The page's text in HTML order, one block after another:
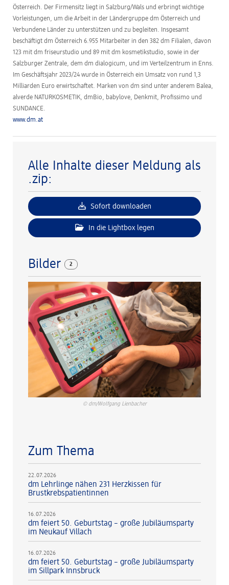
Österreich. Der Firmensitz liegt in Salzburg/Wals und erbringt wichtige
Vorleistungen, um die Arbeit in der Ländergruppe dm Österreich und
Verbundene Länder zu unterstützen und zu begleiten. Insgesamt
beschäftigt dm Österreich 6.955 Mitarbeiter in den 382 dm Filialen, davon
123 mit dm friseurstudio und 89 mit dm kosmetikstudio, sowie in der
Salzburger Zentrale, dem dm dialogicum, und im Verteilzentrum in Enns.
Im Geschäftsjahr 2023/24 wurde in Österreich ein Umsatz von rund 1,3
Milliarden Euro erwirtschaftet. Marken von dm sind unter anderem Balea,
alverde NATURKOSMETIK, dmBio, babylove, Denkmit, Profissimo und
SUNDANCE.
www.dm.at
Alle Inhalte dieser Meldung als
.zip:
Sofort downloaden
In die Lightbox legen
Bilder 2
© dm/Wolfgang Lienbacher
Zum Thema
22.07.2026
dm Lehrlinge nähen 231 Herzkissen für
Brustkrebspatientinnen
16.07.2026
dm feiert 50. Geburtstag – große Jubiläumsparty
im Neukauf Villach
16.07.2026
dm feiert 50. Geburtstag – große Jubiläumsparty
im Sillpark Innsbruck